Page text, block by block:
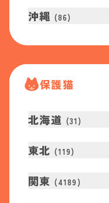
沖縄 (86)
保護猫
北海道 (31 )
東北 (119)
関東 (4189 )